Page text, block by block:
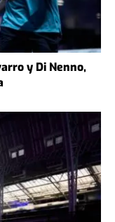
y Di Nenno,